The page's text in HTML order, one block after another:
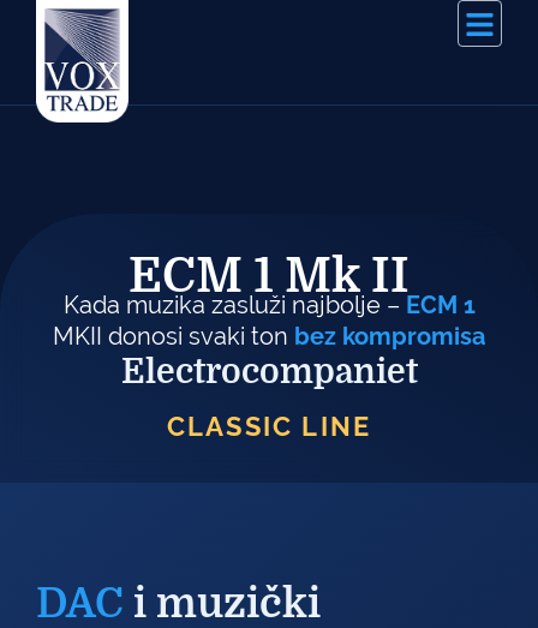
ECM 1 Mk II
Kada muzika zasluži najbolje – ECM 1
MKII donosi svaki ton bez kompromisa
Electrocompaniet
CLASSIC LINE
DAC i muzički